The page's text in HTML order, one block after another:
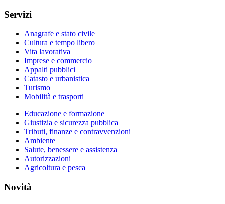
Servizi
Anagrafe e stato civile
Cultura e tempo libero
Vita lavorativa
Imprese e commercio
Appalti pubblici
Catasto e urbanistica
Turismo
Mobilità e trasporti
Educazione e formazione
Giustizia e sicurezza pubblica
Tributi, finanze e contravvenzioni
Ambiente
Salute, benessere e assistenza
Autorizzazioni
Agricoltura e pesca
Novità